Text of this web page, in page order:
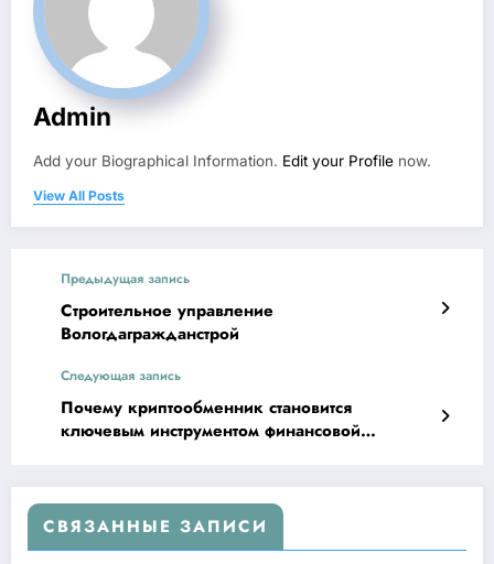
Admin
Add your Biographical Information. Edit your Profile now.
View All Posts
Предыдущая запись
Строительное управление
Вологдагражданстрой
Следующая запись
Почему криптообменник становится
ключевым инструментом финансовой
СВЯЗАННЫЕ ЗАПИСИ